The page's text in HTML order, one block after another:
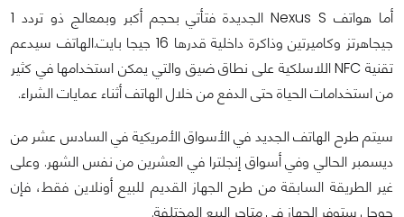
أما هواتف Nexus S الجديدة فتأتي بحجم أكبر وبمعالج ذو تردد 1
جيجاهرتز وكاميرتين وذاكرة داخلية قدرها 16 جيجا بايت.الهاتف سيدعم
تقنية NFC اللاسلكية على نطاق ضيق والتي يمكن استخدامها في كثير
من استخدامات الحياة حتى الدفع من خلال الهاتف أثناء عمايات الشراء.
سيتم طرح الهاتف الجديد في الأسواق الأمريكية في السادس عشر من
ديسمبر الحالي وفي أسواق إنجلترا في العشرين من نفس الشهر. وعلى
غير الطريقة السابقة من طرح الجهاز القديم للبيع أونلاين فقط، فإن
جوجل ستوفر الجهاز في متاجر البيع المختلفة.